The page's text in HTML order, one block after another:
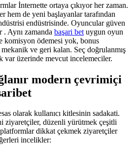
İnternette ortaya çıkıyor her zaman.
hem de yeni başlayanlar tarafından
endüstrisinde. Oyuncular güven
Aynı zamanda başari bet uygun oyun
komisyon ödemesi yok, bonus
ve geri kalan. Seç doğrulanmış
var üzerinde mevcut incelemeciler.
modern çevrimiçi
olarak kullanıcı kitlesinin sadakati.
ziyaretçiler, düzenli yürütmek çeşitli
dikkat çekmek ziyaretçiler
incelikler: